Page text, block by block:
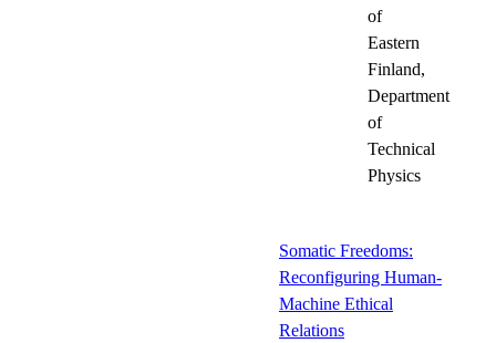
of
Eastern
Finland,
Department
of
Technical
Physics
Somatic Freedoms:
Reconfiguring Human-
Machine Ethical
Relations